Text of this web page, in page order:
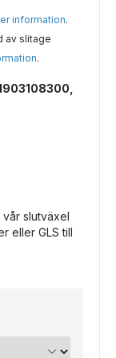
information.
av slitage
.
slutväxel
eller GLS till